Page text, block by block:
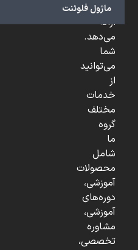
ماژول فلوئنت
...
ارائه
می‌دهد.
شما
می‌توانید
از
خدمات
مختلف
گروه
ما
شامل
محصولات
آموزشی،
دوره‌های
آموزشی،
مشاوره
تخصصی،